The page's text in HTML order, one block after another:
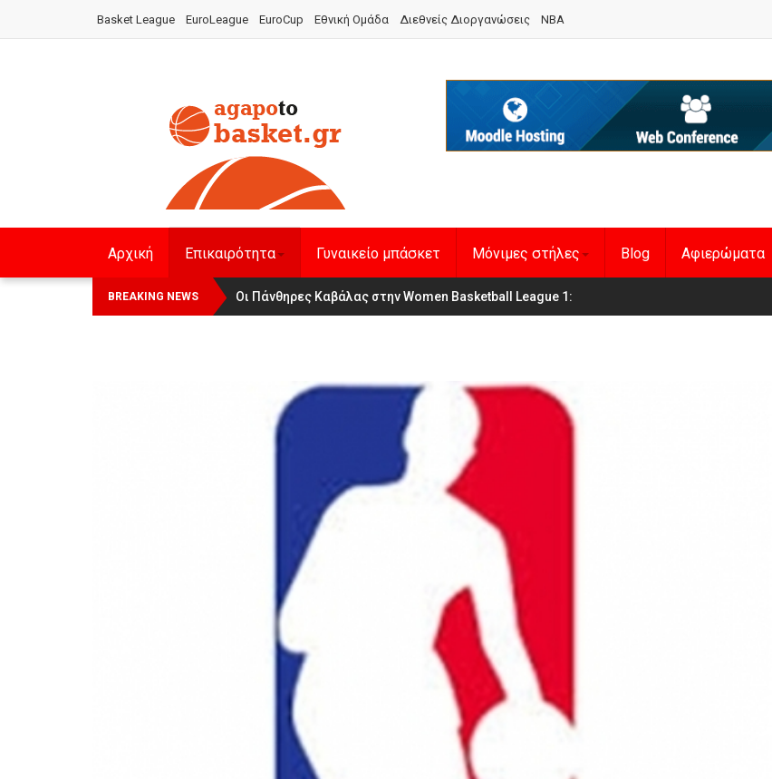
Basket League EuroLeague EuroCup Εθνική Ομάδα Διεθνείς Διοργανώσεις NBA
Αρχική Επικαιρότητα Γυναικείο μπάσκετ Μόνιμες στήλες Blog Αφιερώματα
BREAKING NEWS Οι Πάνθηρες Καβάλας στην Women Basketball League 1 :
Αναχώρησε για τα Γιάννενα η Εθνική Γυναικών: